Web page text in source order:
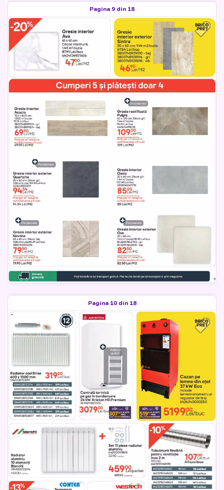
Pagina 9 din 18
Pagina 10 din 18